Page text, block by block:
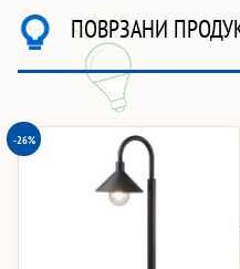
ПОВРЗАНИ
-26%